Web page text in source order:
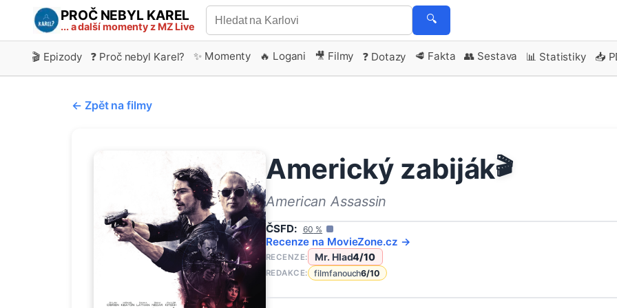
PROČ NEBYL KAREL
... a další momenty z MZ Live
🔍
🎬 Epizody ❓ Proč nebyl Karel? ✨ Momenty 🔥 Logani 🎥 Filmy ❓ Dotazy 🥩 Fakta 👥 Sestava 📊 Statistiky 📥
← Zpět na filmy
Americký zabiják🎬
American Assassin
ČSFD: 60 %
Recenze na MovieZone.cz →
RECENZE: Mr. Hlad4/10
REDAKCE: filmfanouch6/10